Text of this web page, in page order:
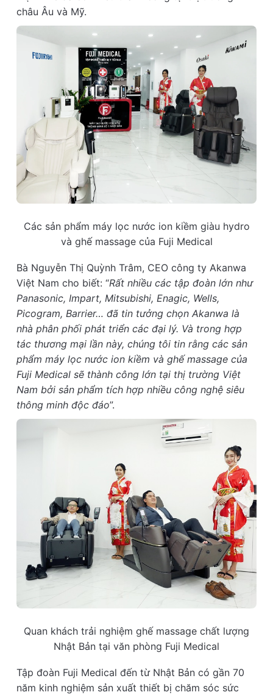
châu Âu và Mỹ.
Các sản phẩm máy lọc nước ion kiềm giàu hydro
và ghế massage của Fuji Medical
Bà Nguyễn Thị Quỳnh Trâm, CEO công ty Akanwa
Việt Nam cho biết: “Rất nhiều các tập đoàn lớn như
Panasonic, Impart, Mitsubishi, Enagic, Wells,
Picogram, Barrier… đã tin tưởng chọn Akanwa là
nhà phân phối phát triển các đại lý. Và trong hợp
tác thương mại lần này, chúng tôi tin rằng các sản
phẩm máy lọc nước ion kiềm và ghế massage của
Fuji Medical sẽ thành công lớn tại thị trường Việt
Nam bởi sản phẩm tích hợp nhiều công nghệ siêu
thông minh độc đáo”.
Quan khách trải nghiệm ghế massage chất lượng
Nhật Bản tại văn phòng Fuji Medical
Tập đoàn Fuji Medical đến từ Nhật Bản có gần 70
năm kinh nghiệm sản xuất thiết bị chăm sóc sức